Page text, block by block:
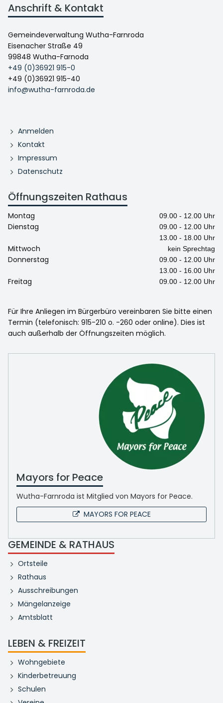
Anschrift & Kontakt
Gemeindeverwaltung Wutha-Farnroda
Eisenacher Straße 49
99848 Wutha-Farnoda
+49 (0)36921 915-0
+49 (0)36921 915-40
info@wutha-farnroda.de
Anmelden
Kontakt
Impressum
Datenschutz
Öffnungszeiten Rathaus
Montag 09.00 - 12.00 Uhr
Dienstag
09.00 - 12.00 Uhr
13.00 - 18.00 Uhr
Mittwoch kein Sprechtag
Donnerstag
09.00 - 12.00 Uhr
13.00 - 16.00 Uhr
Freitag 09.00 - 12.00 Uhr
Für Ihre Anliegen im Bürgerbüro vereinbaren Sie bitte einen
Termin (telefonisch: 915-210 o. -260 oder online). Dies ist
auch außerhalb der Öffnungszeiten möglich.
Mayors for Peace
Wutha-Farnroda ist Mitglied von Mayors for Peace.
MAYORS FOR PEACE
GEMEINDE & RATHAUS
Ortsteile
Rathaus
Ausschreibungen
Mängelanzeige
Amtsblatt
LEBEN & FREIZEIT
Wohngebiete
Kinderbetreuung
Schulen